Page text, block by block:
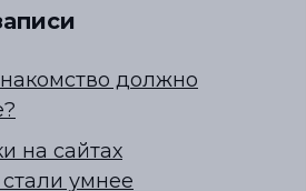
должно
на сайтах
умнее